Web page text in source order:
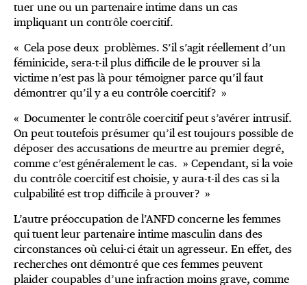
tuer une ou un partenaire intime dans un cas
impliquant un contrôle coercitif.
« Cela pose deux problèmes. S’il s’agit réellement d’un
féminicide, sera-t-il plus difficile de le prouver si la
victime n’est pas là pour témoigner parce qu’il faut
démontrer qu’il y a eu contrôle coercitif? »
« Documenter le contrôle coercitif peut s’avérer intrusif.
On peut toutefois présumer qu’il est toujours possible de
déposer des accusations de meurtre au premier degré,
comme c’est généralement le cas. » Cependant, si la voie
du contrôle coercitif est choisie, y aura-t-il des cas si la
culpabilité est trop difficile à prouver? »
L’autre préoccupation de l’ANFD concerne les femmes
qui tuent leur partenaire intime masculin dans des
circonstances où celui-ci était un agresseur. En effet, des
recherches ont démontré que ces femmes peuvent
plaider coupables d’une infraction moins grave, comme